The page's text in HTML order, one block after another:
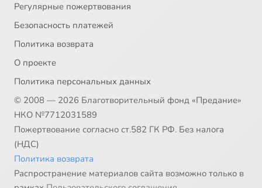
Регулярные пожертвования
Безопасность платежей
Политика возврата
О проекте
Политика персональных данных
© 2008 — 2026 Благотворительный фонд «Предание»
НКО №7712031589
Пожертвование согласно ст.582 ГК РФ. Без налога
(НДС)
Политика возврата
Распространение материалов сайта возможно только в